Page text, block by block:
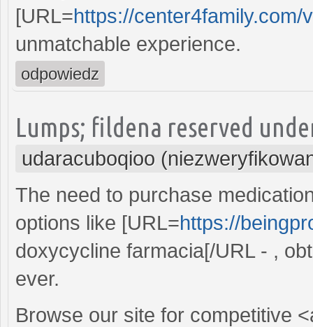
[URL=https://center4family.com/
unmatchable experience.
odpowiedz
Lumps; fildena reserved
udaracuboqioo
The need to purchase
options like [URL=https://
doxycycline farmacia[/URL - ,
ever.
Browse our site for competitive